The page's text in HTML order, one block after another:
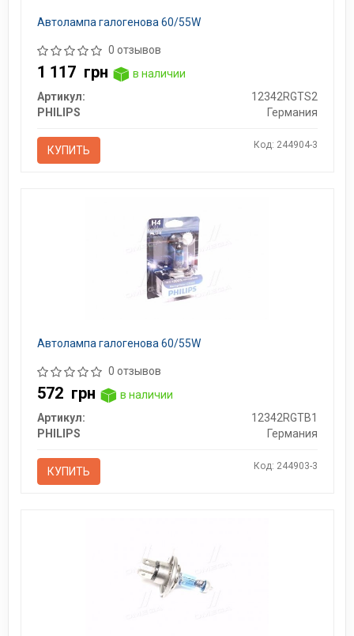
Автолампа галогенова 60/55W
0 отзывов
1 117 грн
в наличии
Артикул:
12342RGTS2
PHILIPS
Германия
КУПИТЬ Код: 244904-3
Автолампа галогенова 60/55W
0 отзывов
572 грн
в наличии
Артикул:
12342RGTB1
PHILIPS
Германия
КУПИТЬ Код: 244903-3